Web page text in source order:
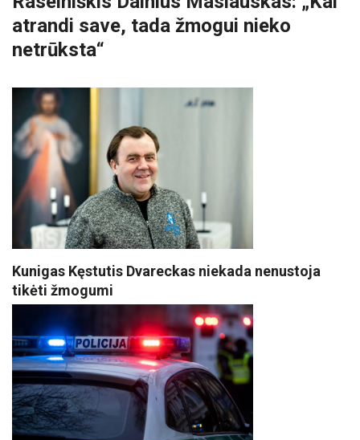
atrandi save, tada žmogui nieko
netrūksta“
Kunigas Kęstutis Dvareckas niekada nenustoja
tikėti žmogumi